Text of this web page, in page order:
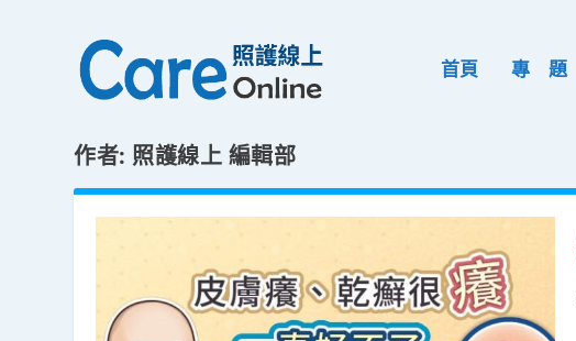
首頁 專 題
作者: 照護線上 編輯部